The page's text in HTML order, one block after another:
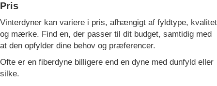
Pris
Vinterdyner kan variere i pris, afhængigt af fyldtype, kvalitet
og mærke. Find en, der passer til dit budget, samtidig med
at den opfylder dine behov og præferencer.
Ofte er en fiberdyne billigere end en dyne med dunfyld eller
silke.